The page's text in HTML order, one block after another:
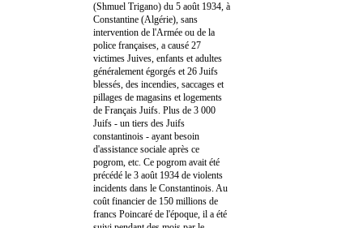
(Shmuel Trigano) du 5 août 1934, à
Constantine (Algérie), sans
intervention de l'Armée ou de la
police françaises, a causé 27
victimes Juives, enfants et adultes
généralement égorgés et 26 Juifs
blessés, des incendies, saccages et
pillages de magasins et logements
de Français Juifs. Plus de 3 000
Juifs - un tiers des Juifs
constantinois - ayant besoin
d'assistance sociale après ce
pogrom, etc. Ce pogrom avait été
précédé le 3 août 1934 de violents
incidents dans le Constantinois. Au
coût financier de 150 millions de
francs Poincaré de l'époque, il a été